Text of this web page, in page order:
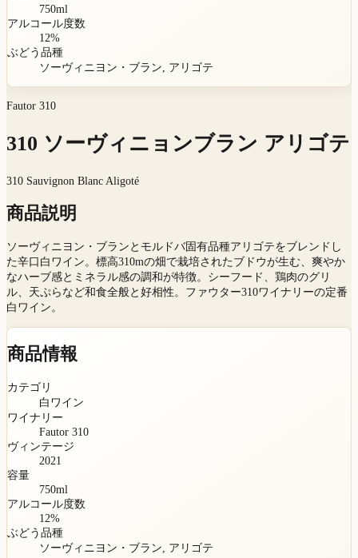
750ml
アルコール度数
12%
ぶどう品種
ソーヴィニヨン・ブラン, アリゴテ
Fautor 310
310 ソーヴィニョンブラン アリゴテ
310 Sauvignon Blanc Aligoté
商品説明
ソーヴィニヨン・ブランとモルドバ固有品種アリゴテをブレンドし
た辛口白ワイン。標高310mの畑で栽培されたブドウが生む、爽やか
なハーブ感とミネラル感の調和が特徴。シーフード、鶏肉のグリ
ル、天ぷらなど和食全般と好相性。ファウター310ワイナリーの定番
白ワイン。
商品情報
カテゴリ
白ワイン
ワイナリー
Fautor 310
ヴィンテージ
2021
容量
750ml
アルコール度数
12%
ぶどう品種
ソーヴィニヨン・ブラン, アリゴテ